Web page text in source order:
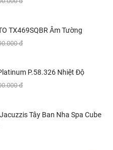
lòng chat hoặc gọi điện
CẤP CỦA NƯỚC ĐỨC
các sản phẩm nhà tắm
TX469SQBR Âm Tường
đ
P.58.326 Nhiệt Độ
đ
Tây Ban Nha Spa Cube